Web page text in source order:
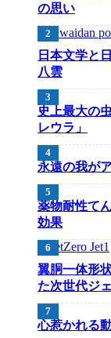
の思い
日本文学と
八雲
史上最大の
レウラ」
永遠の我が
薬物耐性て
効果
翼胴一体形
た次世代ジ
心惹かれる